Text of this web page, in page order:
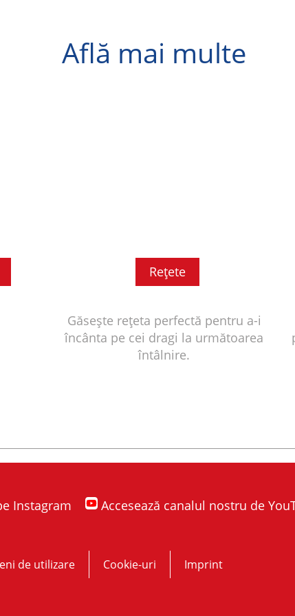
Află mai multe
Reţete
Găsește rețeta perfectă pentru a-i
încânta pe cei dragi la următoarea
întâlnire.
Instagram Accesează canalul nostru de
de utilizare Cookie-uri Imprint